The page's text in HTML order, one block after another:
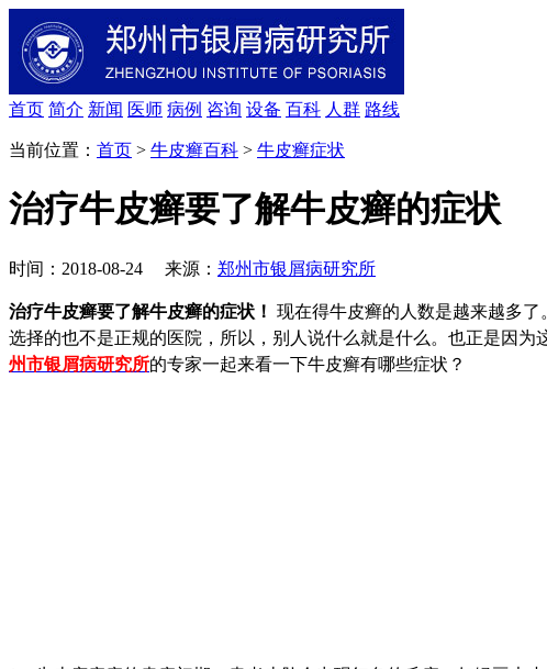
首页 简介 新闻 医师 病例 咨询 设备 百科 人群 路线
当前位置： 首页 > 牛皮癣百科 > 牛皮癣症状
治疗牛皮癣要了解牛皮癣的症状
时间：2018-08-24 来源： 郑州市银屑病研究所
治疗牛皮癣要了解牛皮癣的症状！ 现在得牛皮癣的人数是越来越多
选择的也不是正规的医院，所以，别人说什么就是什么。也正是因
州市银屑病研究所的专家一起来看一下牛皮癣有哪些症状？